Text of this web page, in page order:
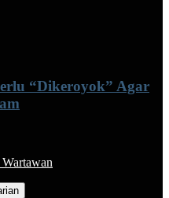
“Dikeroyok” Agar